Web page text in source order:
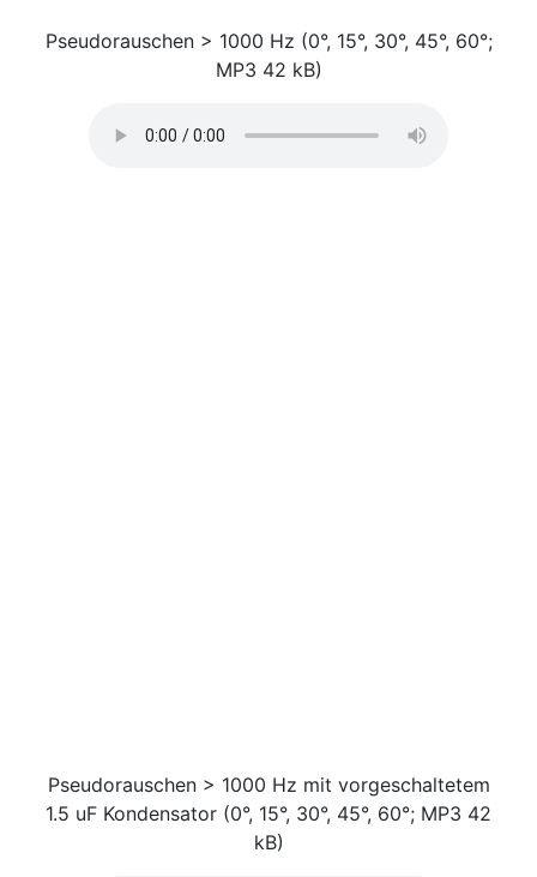
Pseudorauschen > 1000 Hz (0°, 15°, 30°, 45°, 60°;
MP3 42 kB)
Pseudorauschen > 1000 Hz mit vorgeschaltetem
1.5 uF Kondensator (0°, 15°, 30°, 45°, 60°; MP3 42
kB)